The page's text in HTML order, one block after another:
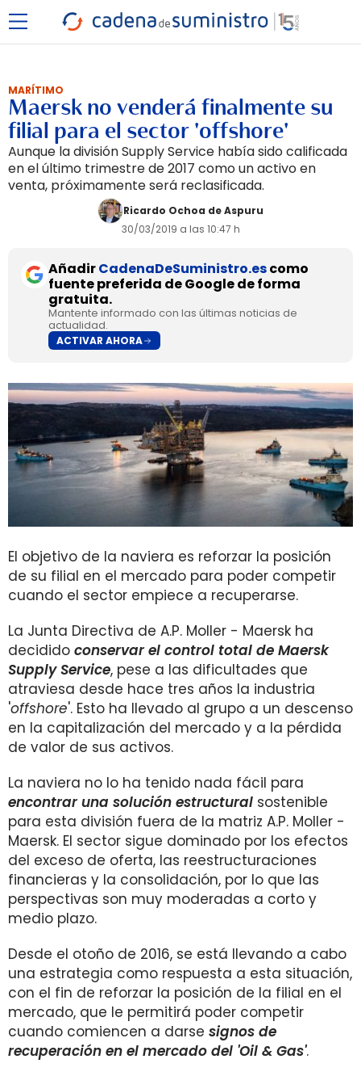
MARÍTIMO
Maersk no venderá finalmente su
filial para el sector 'offshore'
Aunque la división Supply Service había sido calificada
en el último trimestre de 2017 como un activo en
venta, próximamente será reclasificada.
Ricardo Ochoa de Aspuru
30/03/2019 a las 10:47 h
AñadirCadenaDeSuministro.escomo
fuente preferida de Google de forma
gratuita.
Mantente informado con las últimas noticias de
actualidad.
ACTIVAR AHORA
El objetivo de la naviera es reforzar la posición
de su filial en el mercado para poder competir
cuando el sector empiece a recuperarse.
La Junta Directiva de A.P. Moller - Maersk ha
decidido conservar el control total de Maersk
Supply Service, pese a las dificultades que
atraviesa desde hace tres años la industria
'offshore'. Esto ha llevado al grupo a un descenso
en la capitalización del mercado y a la pérdida
de valor de sus activos.
La naviera no lo ha tenido nada fácil para
encontrar una solución estructural sostenible
para esta división fuera de la matriz A.P. Moller -
Maersk. El sector sigue dominado por los efectos
del exceso de oferta, las reestructuraciones
financieras y la consolidación, por lo que las
perspectivas son muy moderadas a corto y
medio plazo.
Desde el otoño de 2016, se está llevando a cabo
una estrategia como respuesta a esta situación,
con el fin de reforzar la posición de la filial en el
mercado, que le permitirá poder competir
cuando comiencen a darse signos de
recuperación en el mercado del 'Oil & Gas'.